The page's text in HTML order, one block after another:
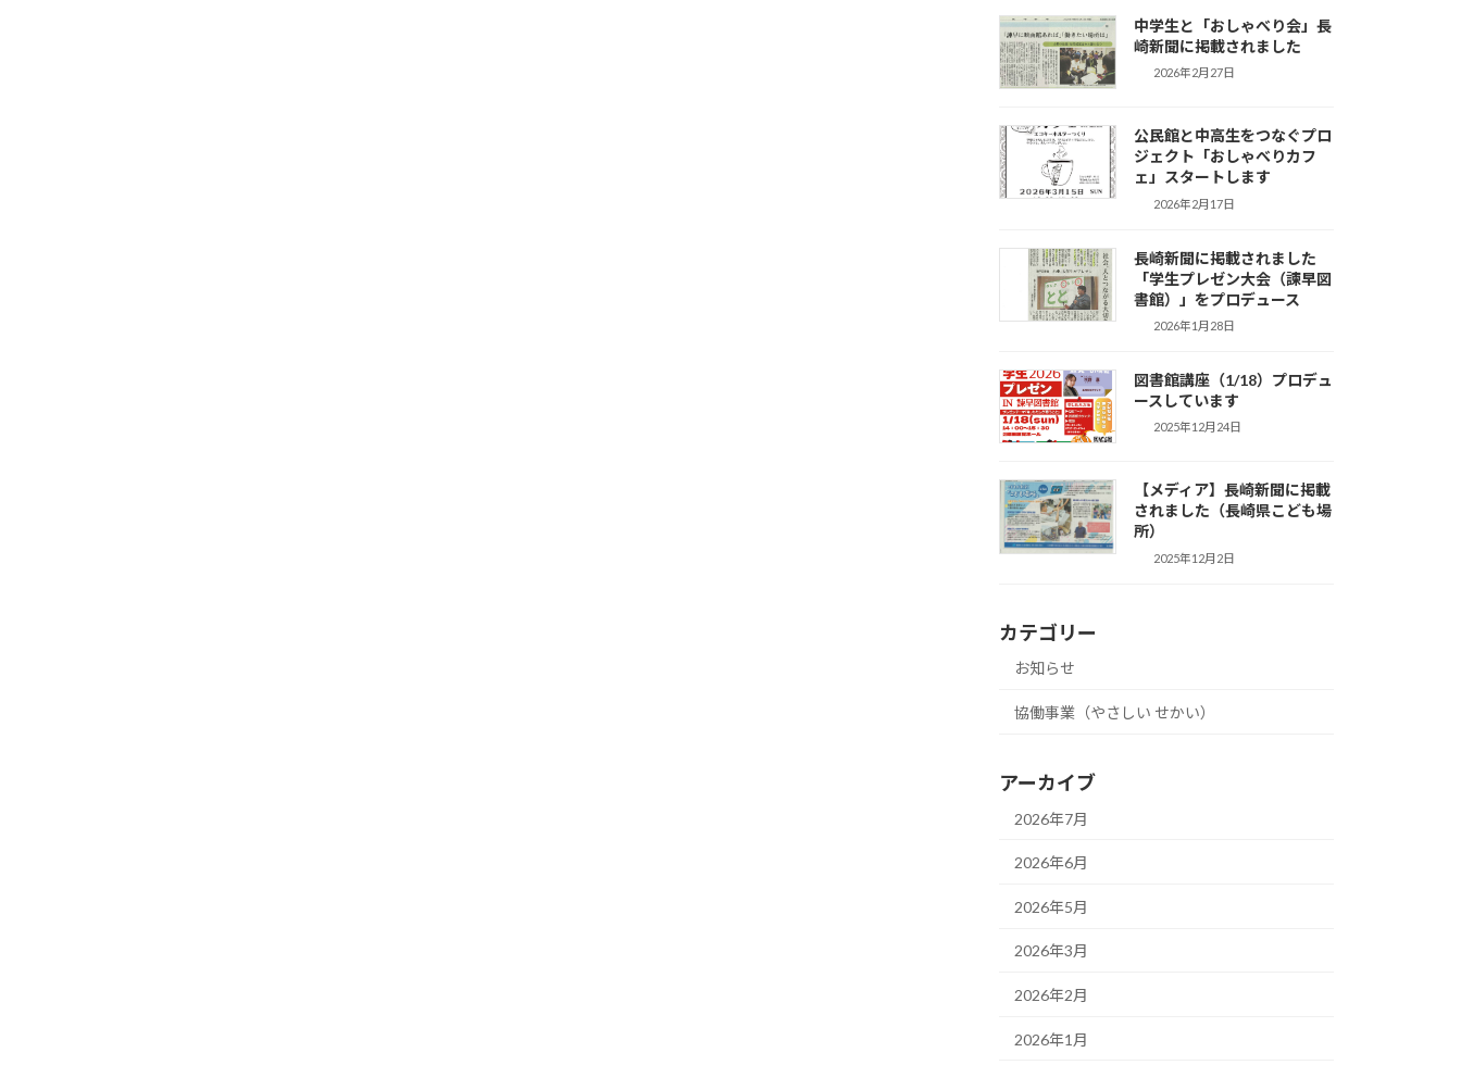
中学生と「おしゃべり会」長
崎新聞に掲載されました
2026年2月27日
公民館と中高生をつなぐプロ
ジェクト「おしゃべりカフ
ェ」スタートします
2026年2月17日
長崎新聞に掲載されました
「学生プレゼン大会（諫早図
書館）」をプロデュース
2026年1月28日
図書館講座（1/18）プロデュ
ースしています
2025年12月24日
【メディア】長崎新聞に掲載
されました（長崎県こども場
所）
2025年12月2日
カテゴリー
お知らせ
協働事業（やさしい せかい）
アーカイブ
2026年7月
2026年6月
2026年5月
2026年3月
2026年2月
2026年1月